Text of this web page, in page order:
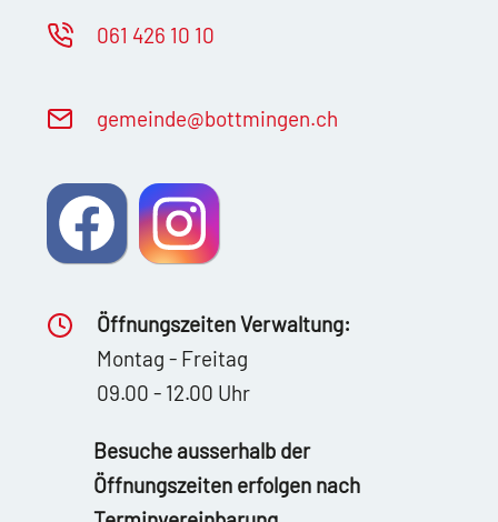
061 426 10 10
g m nd b ttm ng n ch
Öffnungszeiten Verwaltung:
Montag - Freitag
09.00 - 12.00 Uhr
Besuche ausserhalb der
Öffnungszeiten erfolgen nach